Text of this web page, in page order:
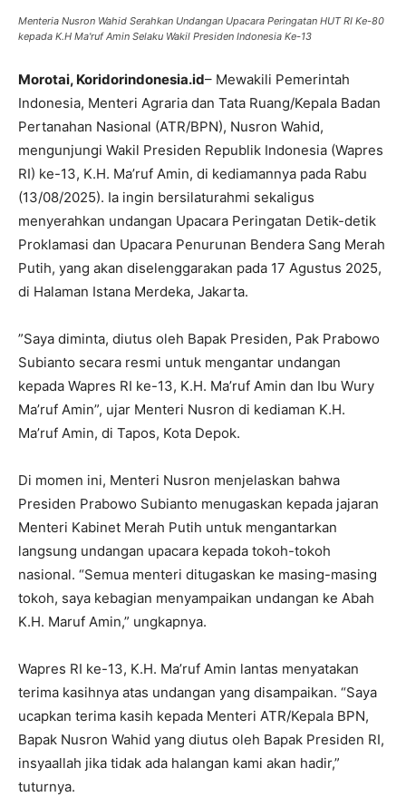
Menteria Nusron Wahid Serahkan Undangan Upacara Peringatan HUT RI Ke-80
kepada K.H Ma'ruf Amin Selaku Wakil Presiden Indonesia Ke-13
Morotai, Koridorindonesia.id– Mewakili Pemerintah
Indonesia, Menteri Agraria dan Tata Ruang/Kepala Badan
Pertanahan Nasional (ATR/BPN), Nusron Wahid,
mengunjungi Wakil Presiden Republik Indonesia (Wapres
RI) ke-13, K.H. Ma’ruf Amin, di kediamannya pada Rabu
(13/08/2025). Ia ingin bersilaturahmi sekaligus
menyerahkan undangan Upacara Peringatan Detik-detik
Proklamasi dan Upacara Penurunan Bendera Sang Merah
Putih, yang akan diselenggarakan pada 17 Agustus 2025,
di Halaman Istana Merdeka, Jakarta.
‎”Saya diminta, diutus oleh Bapak Presiden, Pak Prabowo
Subianto secara resmi untuk mengantar undangan
kepada Wapres RI ke-13, K.H. Ma’ruf Amin dan Ibu Wury
Ma’ruf Amin”, ujar Menteri Nusron di kediaman K.H.
Ma’ruf Amin, di Tapos, Kota Depok.
‎Di momen ini, Menteri Nusron menjelaskan bahwa
Presiden Prabowo Subianto menugaskan kepada jajaran
Menteri Kabinet Merah Putih untuk mengantarkan
langsung undangan upacara kepada tokoh-tokoh
nasional. “Semua menteri ditugaskan ke masing-masing
tokoh, saya kebagian menyampaikan undangan ke Abah
K.H. Maruf Amin,” ungkapnya.
‎Wapres RI ke-13, K.H. Ma’ruf Amin lantas menyatakan
terima kasihnya atas undangan yang disampaikan. “Saya
ucapkan terima kasih kepada Menteri ATR/Kepala BPN,
Bapak Nusron Wahid yang diutus oleh Bapak Presiden RI,
insyaallah jika tidak ada halangan kami akan hadir,”
tuturnya.